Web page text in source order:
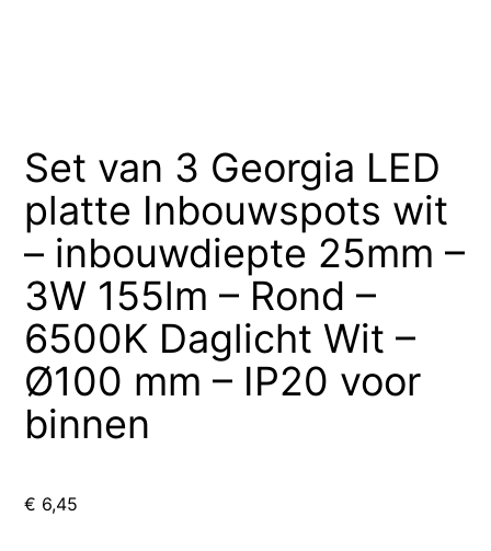
Set van 3 Georgia LED
platte Inbouwspots wit
– inbouwdiepte 25mm –
3W 155lm – Rond –
6500K Daglicht Wit –
Ø100 mm – IP20 voor
binnen
€ 6,45